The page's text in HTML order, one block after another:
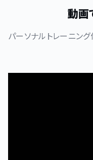
動画
パーソナルトレーニン